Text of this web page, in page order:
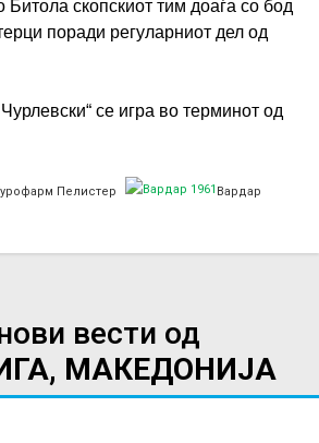
Битола скопскиот тим доаѓа со бод
поради регуларниот дел од
се игра во терминот од
Пелистер Вардар
вести од
МАКЕДОНИЈА